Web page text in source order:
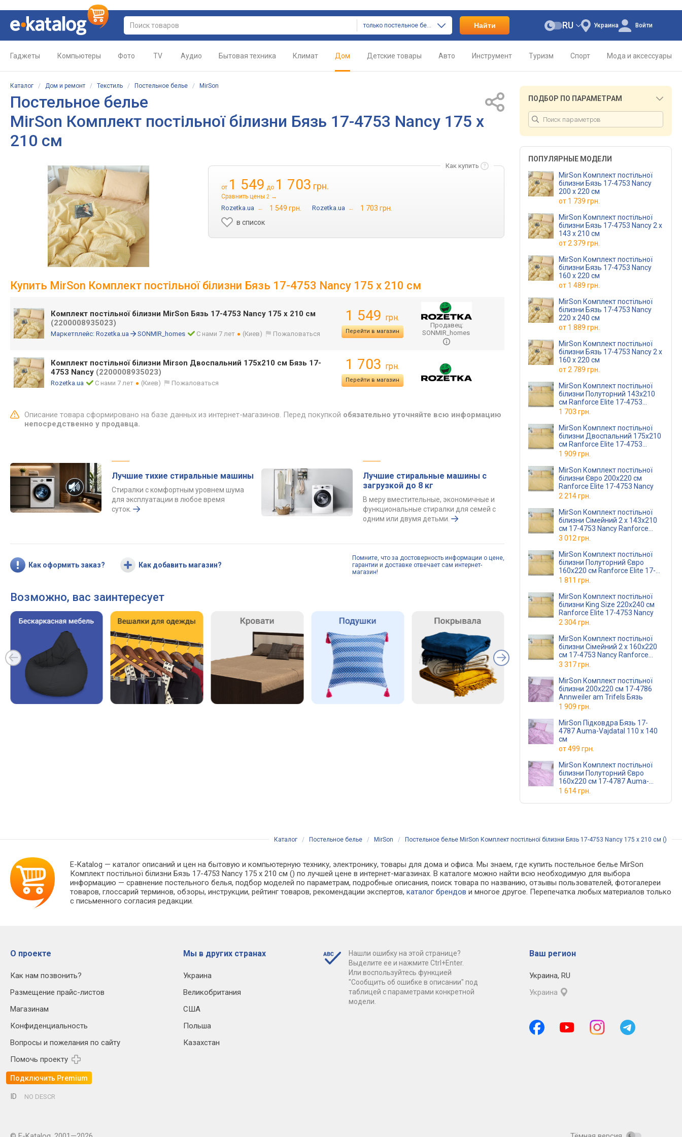
только постельное белье Найти Украина
RU Войти
Гаджеты Компьютеры Фото TV Аудио Бытовая техника Климат Дом Детские товары Авто Инструмент Туризм Спорт Мода и аксессуары
Каталог / Дом и ремонт / Текстиль / Постельное белье / MirSon
Постельное белье
MirSon Комплект постільної білизни Бязь 17-4753 Nancy 175 x
210 см
Как купить
от 1 549 до 1 703 грн.
Сравнить цены 2 →
Rozetka.ua → 1 549 грн. Rozetka.ua →
1 703 грн.
в список
Купить MirSon Комплект постільної білизни Бязь 17-4753 Nancy 175 x 210 см
Комплект постільної білизни MirSon Бязь 17-4753 Nancy 175 x 210 см
(2200008935023)
Маркетплейс: Rozetka.ua SONMIR_homes С нами 7 лет (Киев) Пожаловаться
1 549 грн.
Перейти в магазин
Продавец:
SONMIR_homes
Комплект постільної білизни Mirson Двоспальний 175х210 см Бязь 17-
4753 Nancy (2200008935023)
Rozetka.ua С нами 7 лет (Киев) Пожаловаться
1 703 грн.
Перейти в магазин
Описание товара сформировано на базе данных из интернет-магазинов. Перед покупкой обязательно уточняйте всю информацию
непосредственно у продавца.
Лучшие тихие стиральные машины
Стиралки с комфортным уровнем шума
для эксплуатации в любое время
суток.
Лучшие стиральные машины с
загрузкой до 8 кг
В меру вместительные, экономичные и
функциональные стиралки для семей с
одним или двумя детьми.
Как оформить заказ? Как добавить магазин?
Помните, что за достоверность информации о цене,
гарантии и доставке отвечает сам интернет-
магазин!
Возможно, вас заинтересует
ПОДБОР ПО ПАРАМЕТРАМ
ПОПУЛЯРНЫЕ МОДЕЛИ
MirSon Комплект постільної
білизни Бязь 17-4753 Nancy
200 x 220 см
от 1 739 грн.
MirSon Комплект постільної
білизни Бязь 17-4753 Nancy 2 x
143 x 210 см
от2 379 грн.
MirSon Комплект постільної
білизни Бязь 17-4753 Nancy
160 x 220 см
от 1 489 грн.
MirSon Комплект постільної
білизни Бязь 17-4753 Nancy
220 x 240 см
от 1 889 грн.
MirSon Комплект постільної
білизни Бязь 17-4753 Nancy 2 x
160 x 220 см
от2 789 грн.
MirSon Комплект постільної
білизни Полуторний 143х210
см Ranforce Elite 17-4753
Nancy
1 703 грн.
MirSon Комплект постільної
білизни Двоспальний 175х210
см Ranforce Elite 17-4753
Nancy
1 909 грн.
MirSon Комплект постільної
білизни Євро 200х220 см
Ranforce Elite 17-4753 Nancy
2 214 грн.
MirSon Комплект постільної
білизни Сімейний 2 x 143x210
см 17-4753 Nancy Ranforce
Elite
3 012 грн.
MirSon Комплект постільної
білизни Полуторний Євро
160х220 см Ranforce Elite 17-
4753 Nancy
1 811 грн.
MirSon Комплект постільної
білизни King Size 220х240 см
Ranforce Elite 17-4753 Nancy
2 304 грн.
MirSon Комплект постільної
білизни Сімейний 2 x 160x220
см 17-4753 Nancy Ranforce
Elite
3 317 грн.
MirSon Комплект постільної
білизни 200х220 см 17-4786
Annweiler am Trifels Бязь
1 909 грн.
MirSon Підковдра Бязь 17-
4787 Auma-Vajdatal 110 x 140
см
от499 грн.
MirSon Комплект постільної
білизни Полуторний Євро
160х220 см 17-4787 Auma-
Vajdatal Бязь
1 614 грн.
Каталог / Постельное белье / MirSon / Постельное белье MirSon Комплект постільної білизни Бязь 17-4753 Nancy 175 x 210 см ()
E-Katalog — каталог описаний и цен на бытовую и компьютерную технику, электронику, товары для дома и офиса. Мы знаем, где купить постельное белье MirSon
Комплект постільної білизни Бязь 17-4753 Nancy 175 x 210 см () по лучшей цене в интернет-магазинах. В каталоге можно найти всю необходимую для выбора
информацию — сравнение постельного белья, подбор моделей по параметрам, подробные описания, поиск товара по названию, отзывы пользователей, фотогалереи
товаров, глоссарий терминов, обзоры, инструкции, рейтинг товаров, рекомендации экспертов,каталог брендов и многое другое. Перепечатка любых материалов только
с письменного согласия редакции.
О проекте
Как нам позвонить?
Размещение прайс-листов
Магазинам
Конфиденциальность
Вопросы и пожелания по сайту
Помочь проекту
Подключить Premium
Мы в других странах
Украина
Великобритания
США
Польша
Казахстан
Нашли ошибку на этой странице?
Выделите ее и нажмите Ctrl+Enter.
Или воспользуйтесь функцией
"Сообщить об ошибке в описании" под
таблицей с параметрами конкретной
модели.
Ваш регион
Украина, RU
Украина
ID NO DESCR